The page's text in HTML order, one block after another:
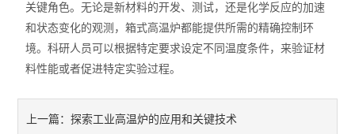
关键角色。无论是新材料的开发、测试，还是化学反应的加速
和状态变化的观测，箱式高温炉都能提供所需的精确控制环
境。科研人员可以根据特定要求设定不同温度条件，来验证材
料性能或者促进特定实验过程。
上一篇：探索工业高温炉的应用和关键技术